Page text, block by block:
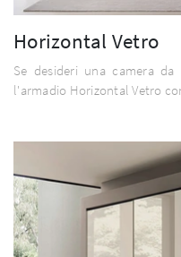
Horizontal Vetro
Se desideri una camera
l'armadio Horizontal Vetro